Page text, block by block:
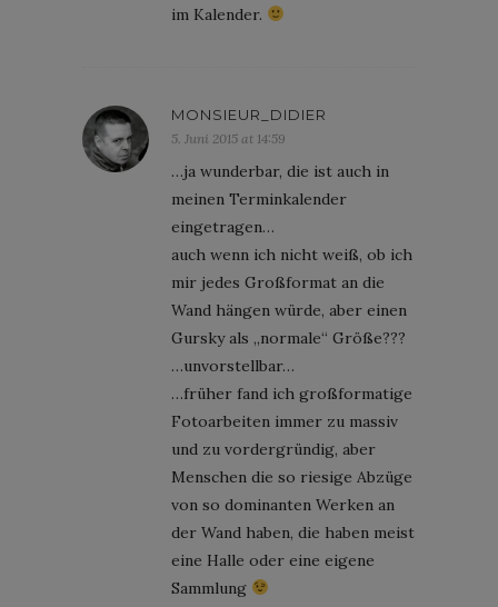
im Kalender.
MONSIEUR_DIDIER
5. Juni 2015 at 14:59
…ja wunderbar, die ist auch in
meinen Terminkalender
eingetragen…
auch wenn ich nicht weiß, ob ich
mir jedes Großformat an die
Wand hängen würde, aber einen
Gursky als „normale“ Größe???
…unvorstellbar…
…früher fand ich großformatige
Fotoarbeiten immer zu massiv
und zu vordergründig, aber
Menschen die so riesige Abzüge
von so dominanten Werken an
der Wand haben, die haben meist
eine Halle oder eine eigene
Sammlung